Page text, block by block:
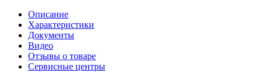
Описание
Характеристики
Документы
Видео
Отзывы о товаре
Сервисные центры